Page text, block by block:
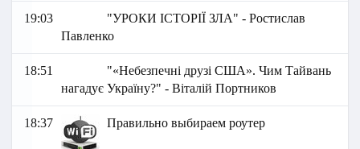
19:03
"УРОКИ ІСТОРІЇ ЗЛА" - Ростислав
Павленко
18:51
"«Небезпечні друзі США». Чим Тайвань
нагадує Україну?" - Віталій Портников
18:37 Правильно выбираем роутер